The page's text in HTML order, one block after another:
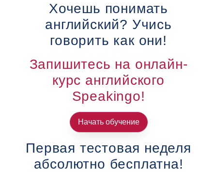
Хочешь понимать
английский? Учись
говорить как они!
Запишитесь на онлайн-
курс английского
Speakingo!
Начать обучение
Первая тестовая неделя
абсолютно бесплатна!